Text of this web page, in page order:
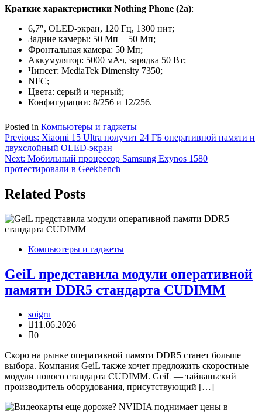
Краткие характеристики Nothing Phone (2a):
6,7″, OLED-экран, 120 Гц, 1300 нит;
Задние камеры: 50 Мп + 50 Мп;
Фронтальная камера: 50 Мп;
Аккумулятор: 5000 мАч, зарядка 50 Вт;
Чипсет: MediaTek Dimensity 7350;
NFC;
Цвета: серый и черный;
Конфигурации: 8/256 и 12/256.
Posted in Компьютеры и гаджеты
Навигация
по
записям
Previous: Xiaomi 15 Ultra получит 24 ГБ оперативной памяти и
двухслойный OLED-экран
Next: Мобильный процессор Samsung Exynos 1580
протестировали в Geekbench
Related Posts
Компьютеры и гаджеты
GeiL представила модули оперативной
памяти DDR5 стандарта CUDIMM
soigru
11.06.2026
0
Скоро на рынке оперативной памяти DDR5 станет больше
выбора. Компания GeiL также хочет предложить скоростные
модули нового стандарта CUDIMM. GeiL — тайваньский
производитель оборудования, присутствующий […]